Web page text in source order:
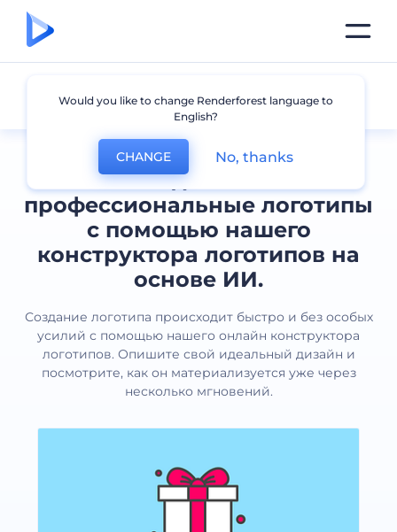
Создавайте
профессиональные логотипы
с помощью нашего
конструктора логотипов на
основе ИИ.
Создание логотипа происходит быстро и без особых
усилий с помощью нашего онлайн конструктора
логотипов. Опишите свой идеальный дизайн и
посмотрите, как он материализуется уже через
несколько мгновений.
Все логотипы
Would you like to change Renderforest language to
English?
CHANGE No, thanks